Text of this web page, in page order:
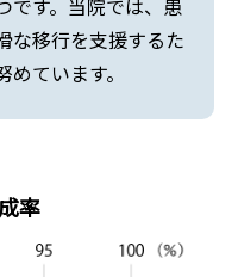
です。当院では、患
な移行を支援するた
ています。
率